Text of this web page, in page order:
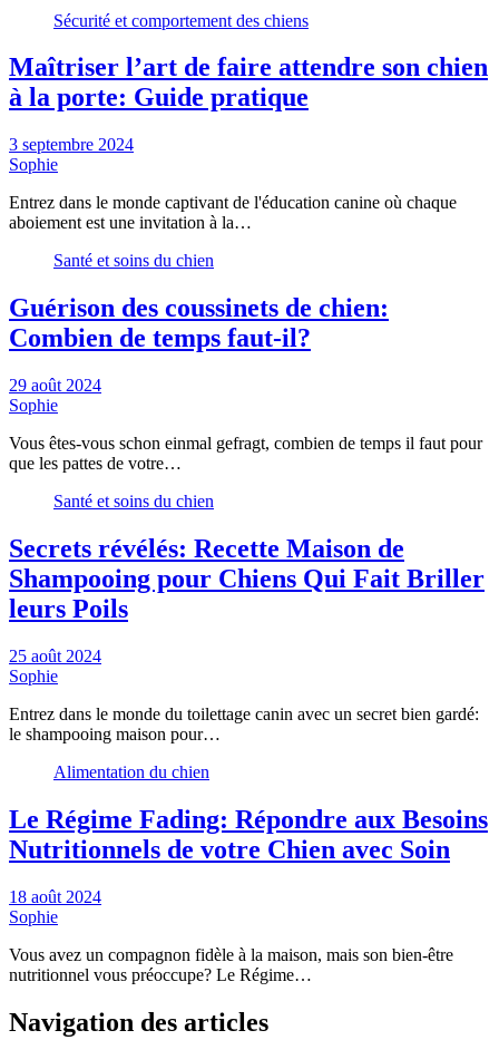
Sécurité et comportement des chiens
Maîtriser l’art de faire attendre son chien
à la porte: Guide pratique
3 septembre 2024
Sophie
Entrez dans le monde captivant de l'éducation canine où chaque
aboiement est une invitation à la…
Santé et soins du chien
Guérison des coussinets de chien:
Combien de temps faut-il?
29 août 2024
Sophie
Vous êtes-vous schon einmal gefragt, combien de temps il faut pour
que les pattes de votre…
Santé et soins du chien
Secrets révélés: Recette Maison de
Shampooing pour Chiens Qui Fait Briller
leurs Poils
25 août 2024
Sophie
Entrez dans le monde du toilettage canin avec un secret bien gardé:
le shampooing maison pour…
Alimentation du chien
Le Régime Fading: Répondre aux Besoins
Nutritionnels de votre Chien avec Soin
18 août 2024
Sophie
Vous avez un compagnon fidèle à la maison, mais son bien-être
nutritionnel vous préoccupe? Le Régime…
Navigation des articles